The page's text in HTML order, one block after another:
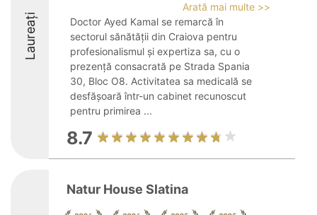
Laureați
Arată mai multe >>
Doctor Ayed Kamal se remarcă în
sectorul sănătății din Craiova pentru
profesionalismul și expertiza sa, cu o
prezență consacrată pe Strada Spania
30, Bloc O8. Activitatea sa medicală se
desfășoară într-un cabinet recunoscut
pentru primirea ...
8.7
Natur House Slatina